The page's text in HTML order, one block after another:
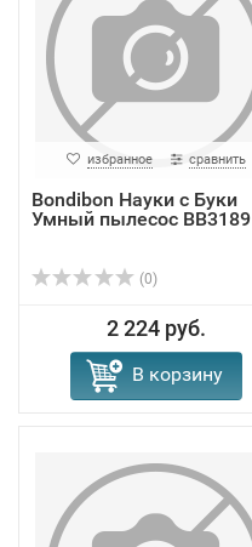
избранное сравнить
Bondibon Науки с Буки
Умный пылесос ВВ3189
(0)
2 224 руб.
В корзину